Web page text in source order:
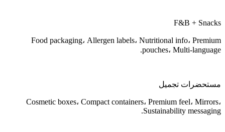
F&B + Snacks
Food packaging، Allergen labels، Nutritional info، Premium
pouches، Multi-language.
مستحضرات تجميل
Cosmetic boxes، Compact containers، Premium feel، Mirrors،
Sustainability messaging.